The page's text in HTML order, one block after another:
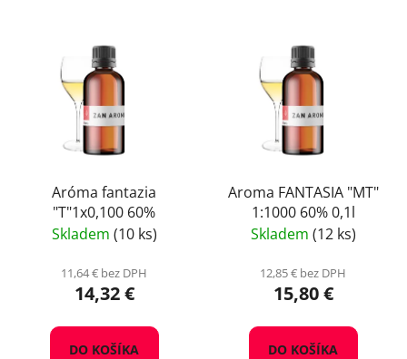
Aróma fantazia
"T"1x0,100 60%
Skladem (10 ks)
11,64 € bez DPH
14,32 €
DO KOŠÍKA
Aroma FANTASIA "MT"
1:1000 60% 0,1l
Skladem (12 ks)
12,85 € bez DPH
15,80 €
DO KOŠÍKA